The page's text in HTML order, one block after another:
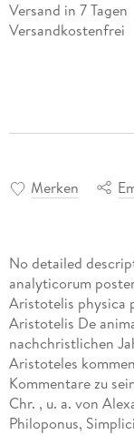
Versand in 7 Tagen
Versandkostenfrei
Merken
No detailed
analyticorum
Aristotelis physica
Aristotelis De
nachchristlichen
Aristoteles
Kommentare zu
Chr. , u. a. von
Philoponus,